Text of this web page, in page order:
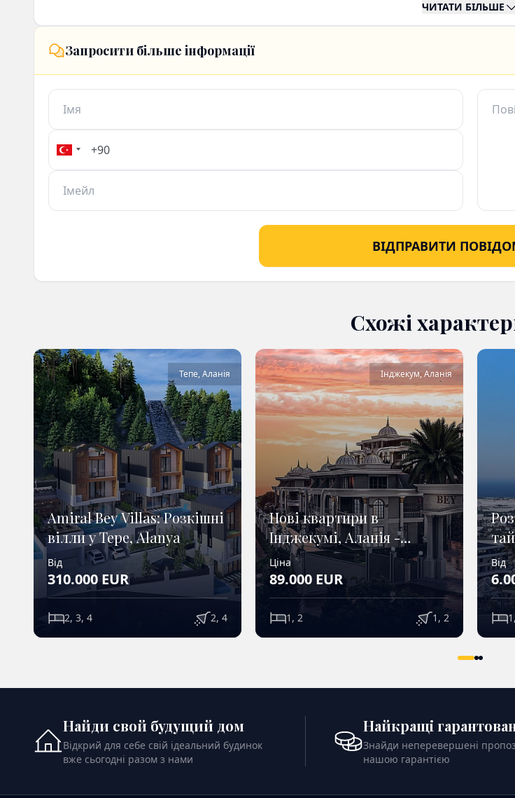
ЧИТАТИ БІЛЬШЕ
Запросити більше інформації
ВІДПРАВИТИ
Схожі
Тепе,Аланія
Amiral Bey Villas: Розкішні
вілли у Tepe, Alanya
Від
310.000EUR
2, 3, 4 2, 4
Інджекум,Аланія
Нові квартири в
Інджекумі, Аланія -
Ідеальне інвестування
Ціна
89.000 EUR
1, 2 1, 2
Від
Найди свой будущий дом
Відкрий для себе свій ідеальний будинок
вже сьогодні разом з нами
Найкращі
Знайди неперевершені
нашою гарантією